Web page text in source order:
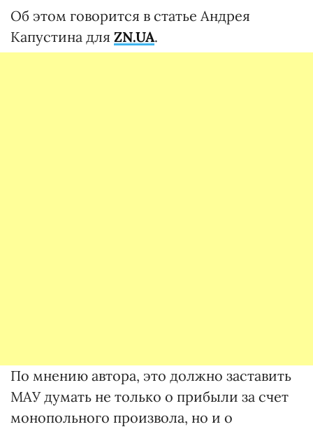
Об этом говорится в статье Андрея
Капустина для ZN.UA.
По мнению автора, это должно заставить
МАУ думать не только о прибыли за счет
монопольного произвола, но и о